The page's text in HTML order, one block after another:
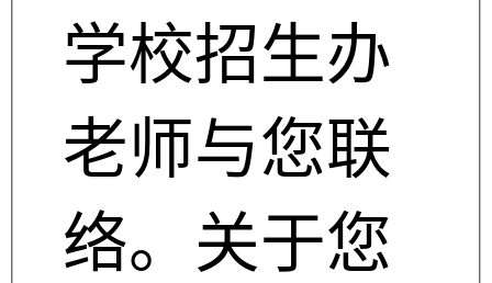
学校招生办
老师与您联
络。关于您